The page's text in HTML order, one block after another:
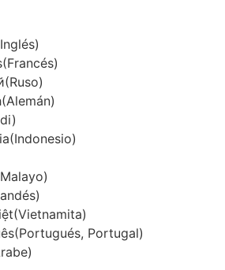
Inglés)
(Francés)
(Ruso)
(Alemán)
)
(Indonesio)
Malayo)
)
(Vietnamita)
(Portugués, Portugal)
)